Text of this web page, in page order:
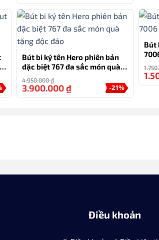
Bút bi ký tên Hero phiên bản
đặc biệt 767 đa sắc món quà
tặng độc đáo
4.950.000₫
-21%
3.900.000₫
Bút
và
Điều khoản